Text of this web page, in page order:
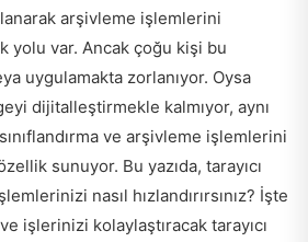
arşivleme işlemlerini
yolu var. Ancak çoğu kişi bu
uygulamakta zorlanıyor. Oysa
dijitalleştirmekle kalmıyor, aynı
ve arşivleme işlemlerini
sunuyor. Bu yazıda, tarayıcı
nasıl hızlandırırsınız? İşte
işlerinizi kolaylaştıracak tarayıcı